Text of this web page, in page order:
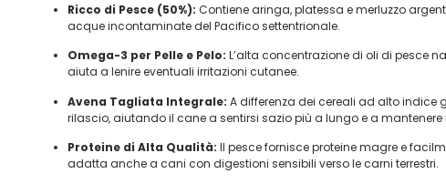
Ricco di Pesce (50%): Contiene aringa, platessa e merluzzo
acque incontaminate del Pacifico settentrionale.
Omega-3 per Pelle e Pelo: L’alta concentrazione di oli di pesce
aiuta a lenire eventuali irritazioni cutanee.
Avena Tagliata Integrale: A differenza dei cereali ad alto indice
rilascio, aiutando il cane a sentirsi sazio più a lungo e a mantenere
Proteine di Alta Qualità: Il pesce fornisce proteine magre e
adatta anche a cani con digestioni sensibili verso le carni terrestri.